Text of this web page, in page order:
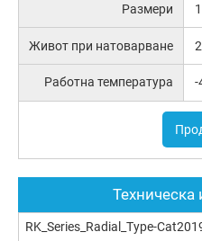
Размери
Живот при натоварване
Работна температура -
RK_Series_Radial_Type-